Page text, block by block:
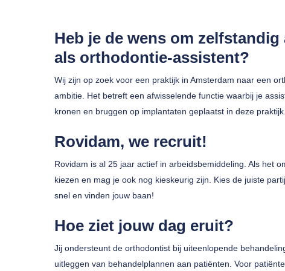
Druk op enter om te zoeken of ESC om te sluiten
Heb je de wens om
als orthodontie-assistent?
Wij zijn op zoek voor een praktijk in Amsterdam naar een
ambitie. Het betreft een afwisselende functie waarbij je
kronen en bruggen op implantaten geplaatst in deze praktijk.
Rovidam, we recruit!
Rovidam is al 25 jaar actief in arbeidsbemiddeling. Als het
kiezen en mag je ook nog kieskeurig zijn. Kies de juiste
snel en vinden jouw baan!
Hoe ziet jouw dag eruit?
Jij ondersteunt de orthodontist bij uiteenlopende
uitleggen van behandelplannen aan patiënten. Voor